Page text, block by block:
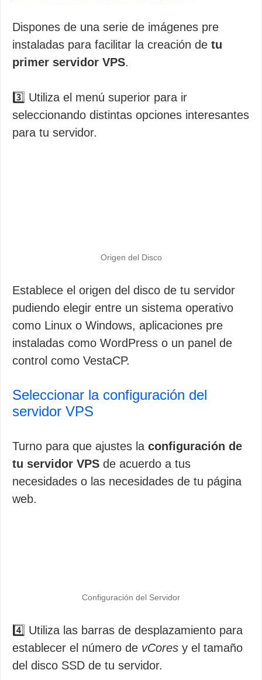
Dispones de una serie de imágenes pre
instaladas para facilitar la creación de tu
primer servidor VPS.
3️⃣ Utiliza el menú superior para ir
seleccionando distintas opciones interesantes
para tu servidor.
Origen del Disco
Establece el origen del disco de tu servidor
pudiendo elegir entre un sistema operativo
como Linux o Windows, aplicaciones pre
instaladas como WordPress o un panel de
control como VestaCP.
Seleccionar la configuración del
servidor VPS
Turno para que ajustes la configuración de
tu servidor VPS de acuerdo a tus
necesidades o las necesidades de tu página
web.
Configuración del Servidor
4️⃣ Utiliza las barras de desplazamiento para
establecer el número de vCores y el tamaño
del disco SSD de tu servidor.